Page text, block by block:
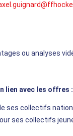
ou analyses
lien avec les offres :
ses collectifs
ses collectifs